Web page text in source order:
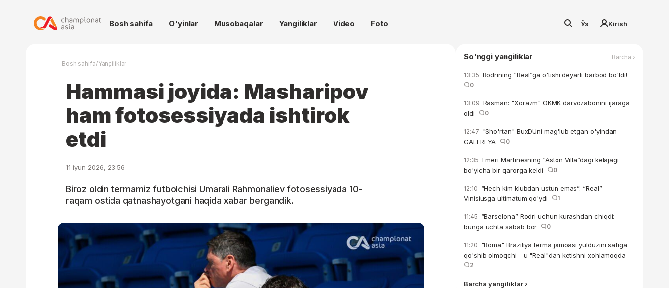
Bosh sahifa O'yinlar Musobaqalar Yangiliklar Video Foto Ўз Kirish
Bosh sahifa/Yangiliklar
Hammasi joyida: Masharipov
ham fotosessiyada ishtirok
etdi
11 iyun 2026, 23:56
Biroz oldin termamiz futbolchisi Umarali Rahmonaliev fotosessiyada 10-
raqam ostida qatnashayotgani haqida xabar bergandik.
So'nggi yangiliklar Barcha ›
13:35 Rodrining “Real”ga o'tishi deyarli barbod bo'ldi!
0
13:09 Rasman: "Xorazm" OKMK darvozabonini ijaraga
oldi
0
12:47 "Sho'rtan" BuxDUni mag'lub etgan o'yindan
GALEREYA
0
12:35 Emeri Martinesning “Aston Villa”dagi kelajagi
bo'yicha bir qarorga keldi
0
12:10 “Hech kim klubdan ustun emas”: “Real”
Vinisiusga ultimatum qo'ydi
1
11:45 “Barselona” Rodri uchun kurashdan chiqdi:
bunga uchta sabab bor
0
11:20 "Roma" Braziliya terma jamoasi yulduzini safiga
qo'shib olmoqchi - u "Real"dan ketishni xohlamoqda
2
Barcha yangiliklar ›